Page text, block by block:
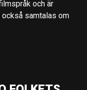
och är
samtalas om